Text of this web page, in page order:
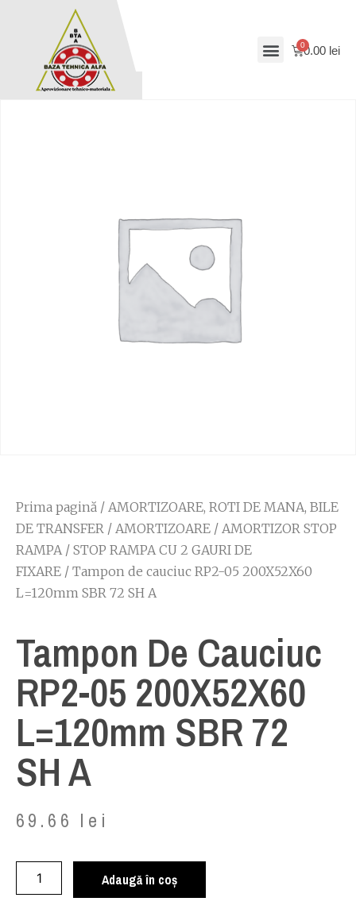
0.00 lei
Prima pagină / AMORTIZOARE, ROTI DE MANA, BILE
DE TRANSFER / AMORTIZOARE / AMORTIZOR STOP
RAMPA/ STOP RAMPA CU 2 GAURI DE
FIXARE / Tampon de cauciuc RP2-05 200X52X60
L=120mm SBR 72 SH A
Tampon De Cauciuc
RP2-05 200X52X60
L=120mm SBR 72
SH A
69.66 lei
Adaugă în coș